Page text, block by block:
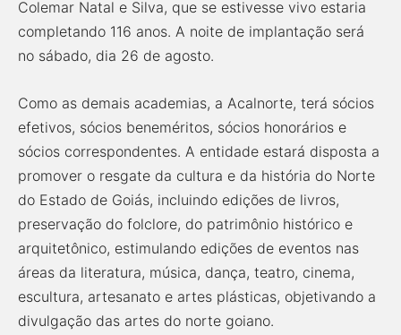
Colemar Natal e Silva, que se estivesse vivo estaria
completando 116 anos. A noite de implantação será
no sábado, dia 26 de agosto.
Como as demais academias, a Acalnorte, terá sócios
efetivos, sócios beneméritos, sócios honorários e
sócios correspondentes. A entidade estará disposta a
promover o resgate da cultura e da história do Norte
do Estado de Goiás, incluindo edições de livros,
preservação do folclore, do patrimônio histórico e
arquitetônico, estimulando edições de eventos nas
áreas da literatura, música, dança, teatro, cinema,
escultura, artesanato e artes plásticas, objetivando a
divulgação das artes do norte goiano.